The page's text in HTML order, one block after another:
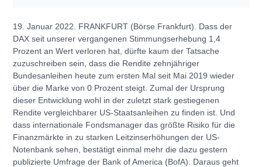
19. Januar 2022. FRANKFURT (Börse Frankfurt). Dass der
DAX seit unserer vergangenen Stimmungserhebung 1,4
Prozent an Wert verloren hat, dürfte kaum der Tatsache
zuzuschreiben sein, dass die Rendite zehnjähriger
Bundesanleihen heute zum ersten Mal seit Mai 2019 wieder
über die Marke von 0 Prozent steigt. Zumal der Ursprung
dieser Entwicklung wohl in der zuletzt stark gestiegenen
Rendite vergleichbarer US-Staatsanleihen zu finden ist. Und
dass internationale Fondsmanager das größte Risiko für die
Finanzmärkte in zu starken Leitzinserhöhungen der US-
Notenbank sehen, bestätigt einmal mehr die dazu gestern
publizierte Umfrage der Bank of America (BofA). Daraus geht